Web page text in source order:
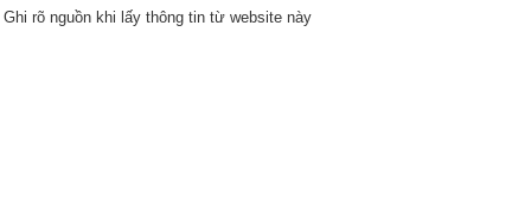
Ghi rõ nguồn khi lấy thông tin từ website này